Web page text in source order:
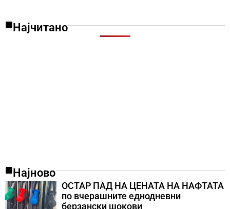
Најчитано
Најново
ОСТАР ПАД НА ЦЕНАТА НА НАФТАТА
по вчерашните еднодневни
берзански шокови